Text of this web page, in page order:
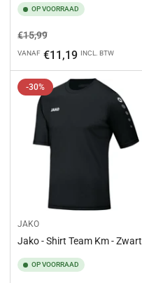
OP VOORRAAD
Normale
prijs
€15,99Aanbiedingsprijs
VANAF €11,19 INCL. BTW
-30%
JAKO
Jako - Shirt Team Km - Zwart
OP VOORRAAD